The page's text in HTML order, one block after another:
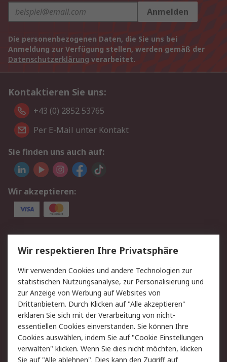
Anmelden
Die personenbezogenen Daten, die Sie uns bei
Anmeldung zur Verfügung stellen, werden gemäß der
Datenschutzerklärung verarbeitet.
Kontaktieren Sie uns:
+43 (0) 2852 53765
Per E-Mail unter Kontakt
Sie finden uns auch auf:
Wir akzeptieren:
Service
Value Added Services
Lieferlösungen
Rücksendung/Entsorgung Kontakt
Hilfe
Rechtliches
RS Verkaufs- und
Lieferbedingungen
Datenschutz
Cookie-Richtlinie Zahlungsbedingungen
Wir respektieren Ihre Privatsphäre
Wir verwenden Cookies und andere Technologien zur
statistischen Nutzungsanalyse, zur Personalisierung und
zur Anzeige von Werbung auf Websites von
Drittanbietern. Durch Klicken auf "Alle akzeptieren"
erklären Sie sich mit der Verarbeitung von nicht-
essentiellen Cookies einverstanden. Sie können Ihre
Cookies auswählen, indem Sie auf "Cookie Einstellungen
verwalten" klicken. Wenn Sie dies nicht möchten, klicken
Sie auf "Alle ablehnen". Dies kann den Zugriff auf